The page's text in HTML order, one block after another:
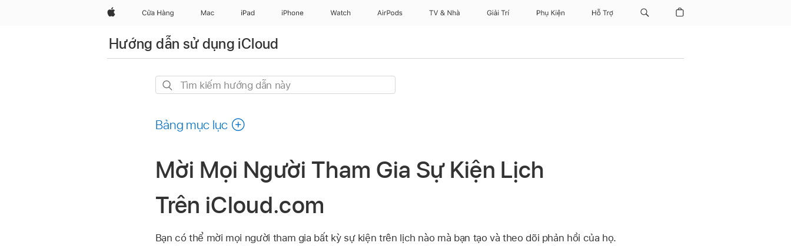
Apple Cửa Hàng Mac iPad iPhone Watch AirPods TV & Nhà Giải Trí Phụ Kiện Hỗ Trợ
Hướng dẫn sử dụng iCloud
Tìm
dẫn
Bảng mục lục
Mời Mọi Người Tham Gia Sự Kiện Lịch
Trên iCloud.com
Bạn có thể mời mọi người tham gia bất kỳ sự kiện trên lịch nào mà bạn tạo và theo dõi phản hồi của họ.